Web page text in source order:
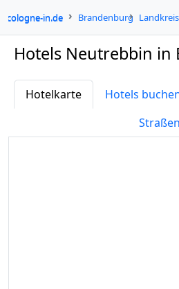
cologne-in.de Brandenburg
Hotels Neutrebbin in
Hotelkarte
Hotels